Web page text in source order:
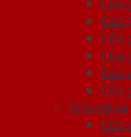
Cửa
Cửa
Cửa
Cửa
Cửa
Cửa nhựa
Cửa